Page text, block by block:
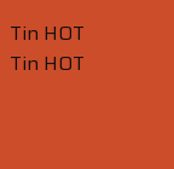
Tin HOT
Tin HOT